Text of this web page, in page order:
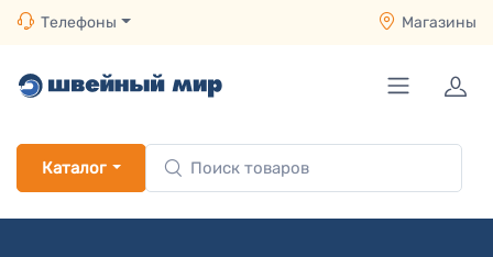
Телефоны Магазины
Каталог